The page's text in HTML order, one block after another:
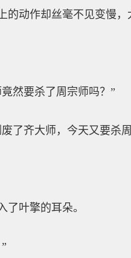
动作却丝毫不见变慢，
然要杀了周宗师吗？”
了齐大师，今天又要杀
叶擎的耳朵。